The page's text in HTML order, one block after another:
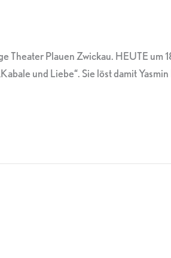
Theater Plauen Zwickau. HEUTE um
und Liebe“. Sie löst damit